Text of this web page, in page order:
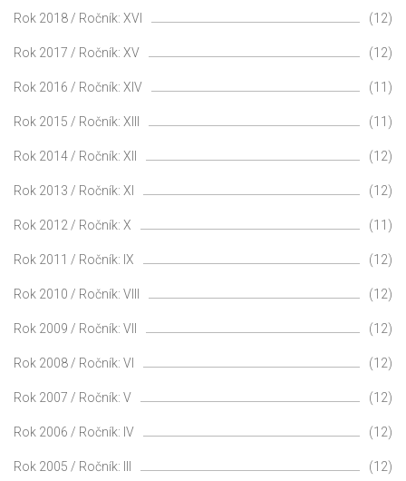
Rok 2018 / Ročník: XVI (12)
Rok 2017 / Ročník: XV (12)
Rok 2016 / Ročník: XIV (11)
Rok 2015 / Ročník: XIII (11)
Rok 2014 / Ročník: XII (12)
Rok 2013 / Ročník: XI (12)
Rok 2012 / Ročník: X (11)
Rok 2011 / Ročník: IX (12)
Rok 2010 / Ročník: VIII (12)
Rok 2009 / Ročník: VII (12)
Rok 2008 / Ročník: VI (12)
Rok 2007 / Ročník: V (12)
Rok 2006 / Ročník: IV (12)
Rok 2005 / Ročník: III (12)